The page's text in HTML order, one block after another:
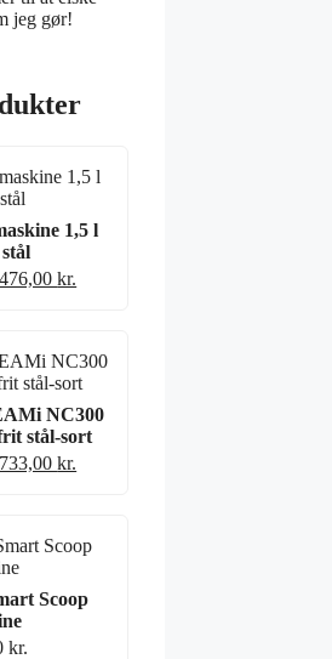
jeg gør!
1,5 l
kr.
NC300
stål-sort
kr.
Scoop
kr.